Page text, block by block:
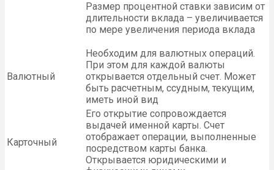
Размер процентной ставки зависим от
длительности вклада – увеличивается
по мере увеличения периода вклада
Валютный
Необходим для валютных операций.
При этом для каждой валюты
открывается отдельный счет. Может
быть расчетным, ссудным, текущим,
иметь иной вид
Карточный
Его открытие сопровождается
выдачей именной карты. Счет
отображает операции, выполненные
посредством карты банка.
Открывается юридическими и